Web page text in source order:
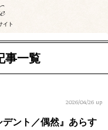
イト
事一覧
2026/04/26 up
デント／偶然』あらす